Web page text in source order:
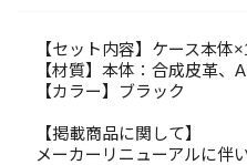
【セット内容】ケース本体
【材質】本体：合成皮革、
【カラー】ブラック
【掲載商品に関して】
メーカーリニューアルに伴